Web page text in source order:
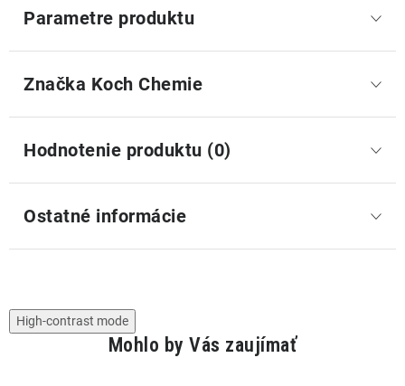
Parametre produktu
Značka Koch Chemie
Hodnotenie produktu (0)
Ostatné informácie
High-contrast mode
Mohlo by Vás zaujímať